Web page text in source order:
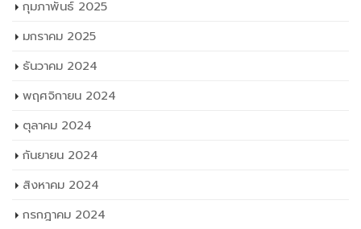
กุมภาพันธ์ 2025
มกราคม 2025
ธันวาคม 2024
พฤศจิกายน 2024
ตุลาคม 2024
กันยายน 2024
สิงหาคม 2024
กรกฎาคม 2024